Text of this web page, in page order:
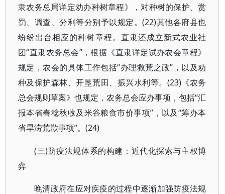
隶农务总局详定劝办种树章程》，对种树的保护、赏
罚、调查、分利等分别予以规定。(22)其他各府县也
纷纷出台相应的种树章程。直隶还成立新式农业社
团“直隶农务总会”，根据《直隶详定试办农会章程》
规定，农会的具体工作包括“办理救荒之政”，以及劝
种及保护森林、开垦荒田、振兴水利等。(23)《农务
总会规则草案》也规定，农务总会应办事项，包括“汇
报本省春稔秋收及米谷粮食市价事项”，以及“筹办本
省旱涝荒歉事项”。(24)
(三)防疫法规体系的构建：近代化探索与主权博
弈
晚清政府在应对疾疫的过程中逐渐加强防疫法规